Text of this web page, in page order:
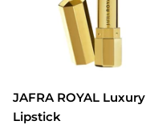
JAFRA ROYAL Luxury
Lipstick